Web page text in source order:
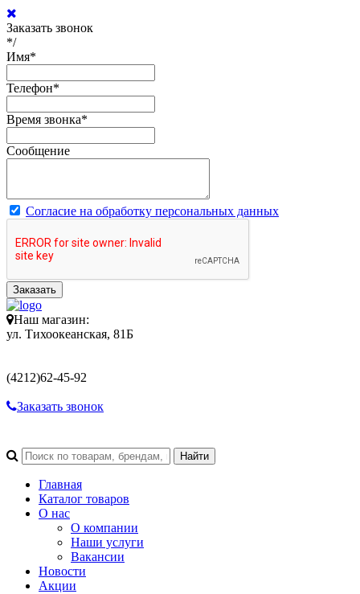
Заказать звонок
*/
Имя*
Телефон*
Время звонка*
Сообщение
Согласие на обработку персональных данных
Заказать
Наш магазин:
ул. Тихоокеанская, 81Б
(4212)62-45-92
Заказать звонок
Главная
Каталог товаров
О нас
О компании
Наши услуги
Вакансии
Новости
Акции